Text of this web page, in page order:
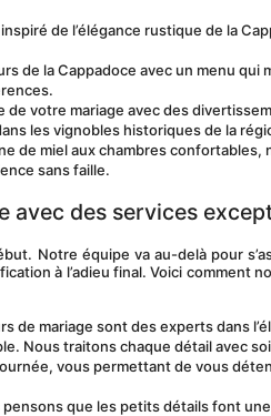
de l’élégance rustique de la
de la Cappadoce avec un menu qui
de votre mariage avec des
les vignobles historiques de la
de miel aux chambres confortables,
sans faille.
avec des services
Notre équipe va au-delà pour
à l’adieu final. Voici comment
de mariage sont des experts dans
Nous traitons chaque détail avec
vous permettant de vous
pensons que les petits détails font